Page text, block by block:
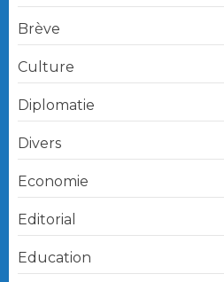
Brève
Culture
Diplomatie
Divers
Economie
Editorial
Education